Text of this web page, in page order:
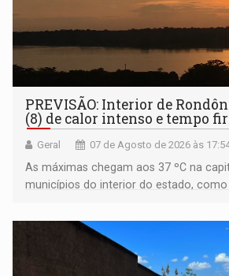
PREVISÃO: Interior de
(8) de calor intenso e tempo
Geral 07 de Agosto de 2026 às
As máximas chegam aos 37 ºC na
municípios do interior do estado, como